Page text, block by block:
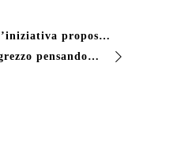
Come partner dell’iniziativa proposta da WelfareCare dedicata alla prevenzione del tumore al seno, siamo orgogliosi di condividere con voi la data ufficiale del…
Lasciare il cemento grezzo pensando che “tanto regge”. Il cemento è poroso. Assorbe acqua, si macchia, si sgretola con i cicli di gelo e disgelo. Un pavimento …